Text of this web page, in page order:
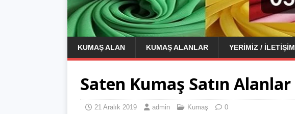
KUMAŞ ALAN KUMAŞ ALANLAR YERIMIZ / İLETIŞIM
Saten Kumaş Satın Alanlar
21 Aralık 2019 admin Kumaş 0